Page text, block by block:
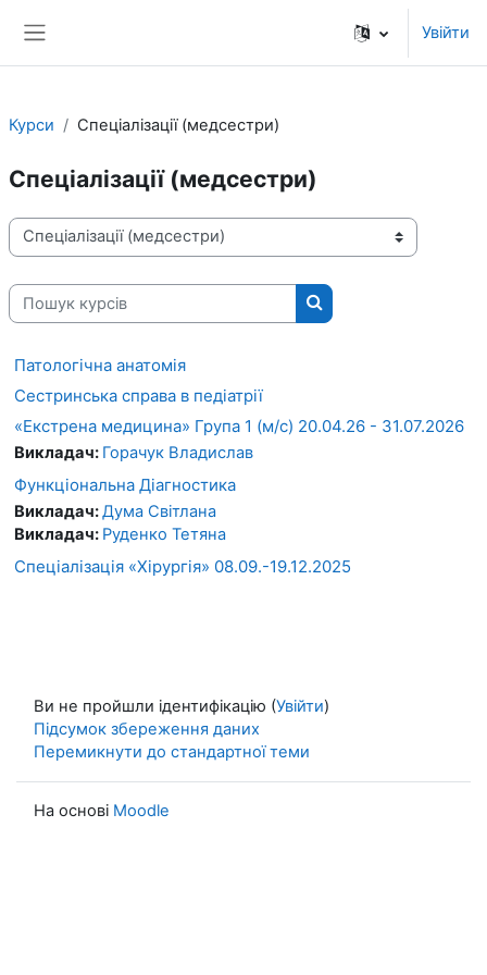
Увійти
Курси Спеціалізації (медсестри)
Спеціалізації (медсестри)
Категорії курсів
Пошук курсів
Пошук курсів
Патологічна анатомія
Сестринська справа в педіатрії
«Екстрена медицина» Група 1 (м/с) 20.04.26 - 31.07.2026
Викладач: Горачук Владислав
Функціональна Діагностика
Викладач:Дума Світлана
Викладач: Руденко Тетяна
Спеціалізація «Хірургія» 08.09.-19.12.2025
Ви не пройшли ідентифікацію (Увійти)
Підсумок збереження даних
Перемикнути до стандартної теми
На основі Moodle